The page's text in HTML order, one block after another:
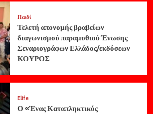
Παιδί
Τελετή απονομής βραβείων
διαγωνισμού παραμυθιού Ένωσης
Σεναριογράφων Ελλάδος/εκδόσεων
ΚΟΥΡΟΣ
Elife
Ο «Ένας Καταπληκτικός